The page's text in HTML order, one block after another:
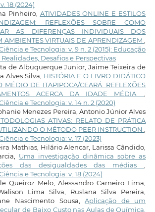
18 (2024)
Pinheiro, ATIVIDADES ONLINE E ESTILOS
REFLEXÕES SOBRE COMO
AS DIFERENÇAS INDIVIDUAIS DOS
AMBIENTES VIRTUAIS DE APRENDIZAGEM
e Tecnologia: v. 9 n. 2 (2015): Educação
Desafios e Perspectivas
de Albuquerque Junior, Jaime Teixeira de
Alves Silva, HISTÓRIA E O LIVRO DIDÁTICO
MÉDIO DE ITAPIPOCA/CEARÁ: REFLEXÕES
ACERCA DA IDADE MÉDIA.
e Tecnologia: v. 14 n. 2 (2020)
Menezes Pereira, Antonio Júnior Alves
ATIVAS: RELATO DE PRÁTICA
O MÉTODO PEER INSTRUCTION
e Tecnologia: v. 17 (2023)
Mathias, Hilário Alencar, Larissa Cândido,
Uma investigação dinâmica sobre as
das desigualdades das médias
e Tecnologia: v. 18 (2024)
Queiroz Melo, Alessandro Carneiro Lima,
Lima Silva, Ruslana Silva Pereira,
Nascimento Sousa,Aplicação de um
de Baixo Custo nas Aulas de Química,